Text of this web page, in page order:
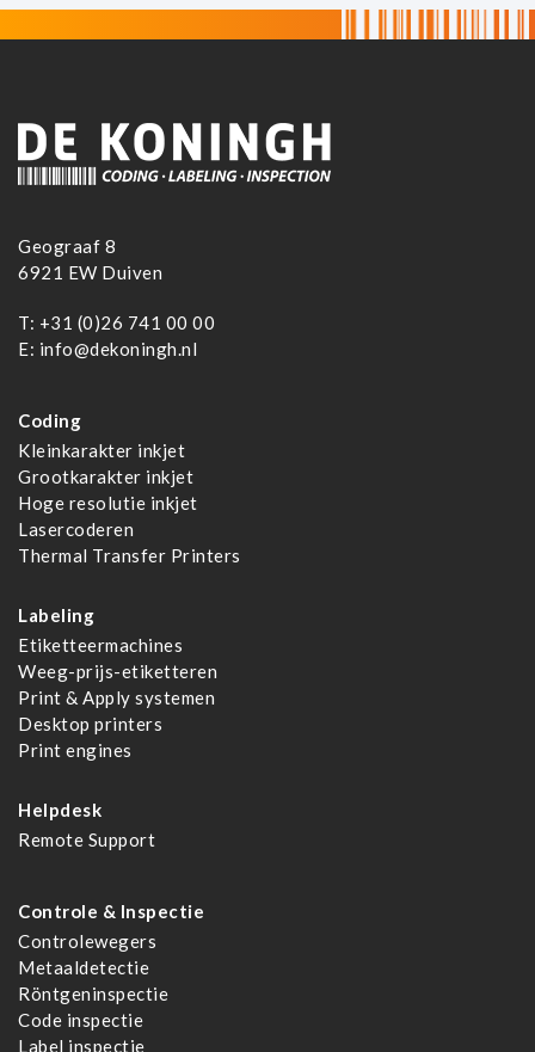
Geograaf 8
6921 EW Duiven
T: +31 (0)26 741 00 00
E: info@dekoningh.nl
Coding
Kleinkarakter inkjet
Grootkarakter inkjet
Hoge resolutie inkjet
Lasercoderen
Thermal Transfer Printers
Labeling
Etiketteermachines
Weeg-prijs-etiketteren
Print & Apply systemen
Desktop printers
Print engines
Helpdesk
Remote Support
Controle & Inspectie
Controlewegers
Metaaldetectie
Röntgeninspectie
Code inspectie
Label inspectie